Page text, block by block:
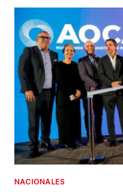
NACIONALES